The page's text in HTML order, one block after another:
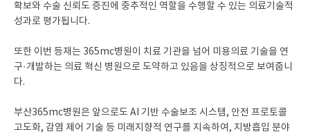
확보와 수술 신뢰도 증진에 중추적인 역할을 수행할 수 있는 의료기술적
성과로 평가됩니다.
또한 이번 등재는 365mc병원이 치료 기관을 넘어 미용의료 기술을 연
구·개발하는 의료 혁신 병원으로 도약하고 있음을 상징적으로 보여줍니
다.
부산365mc병원은 앞으로도 AI 기반 수술보조 시스템, 안전 프로토콜
고도화, 감염 제어 기술 등 미래지향적 연구를 지속하여, 지방흡입 분야